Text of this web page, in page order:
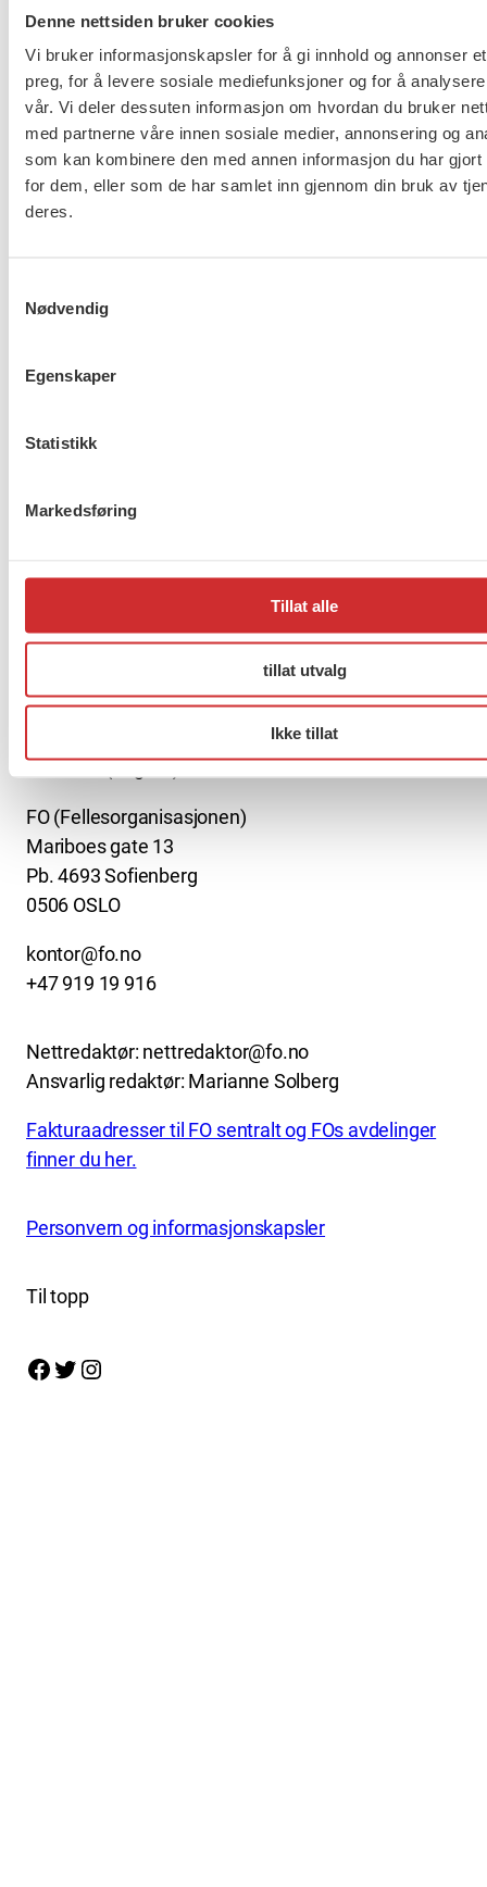
Denne nettsiden bruker cookies
Vi bruker informasjonskapsler for å gi innhold og annonser
preg, for å levere sosiale mediefunksjoner og for å
vår. Vi deler dessuten informasjon om hvordan du bruker
med partnerne våre innen sosiale medier, annonsering og
som kan kombinere den med annen informasjon du har gjort
for dem, eller som de har samlet inn gjennom din bruk av
deres.
Nødvendig
Egenskaper
Statistikk
Markedsføring
Tillat alle
tillat utvalg
Ikke tillat
Rikslønnsnemnda. Det er usikkert når tilleggene vil
bli utbetalt, men utbetalingen av eventuelle lokale
tillegg vil trolig ikke skje før til neste år.
FriFagbevegelse: Statsansatte må trolig vente til
2025 på lønnstillegg
Møt Anneli i yrkesetisk råd
About us (English)
FO (Fellesorganisasjonen)
Mariboes gate 13
Pb. 4693 Sofienberg
0506 OSLO
kontor@fo.no
+47 919 19 916
Nettredaktør: nettredaktor@fo.no
Ansvarlig redaktør: Marianne Solberg
Fakturaadresser til FO sentralt og FOs avdelinger
finner du her.
Personvern og informasjonskapsler
Til topp
Facebook Twitter Instagram